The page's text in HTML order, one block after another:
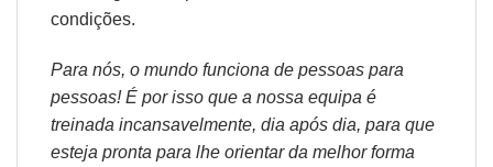
condições.
Para nós, o mundo funciona de pessoas para
pessoas! É por isso que a nossa equipa é
treinada incansavelmente, dia após dia, para que
esteja pronta para lhe orientar da melhor forma